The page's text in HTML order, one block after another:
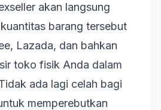
akan langsung
barang tersebut
Lazada, dan bahkan
toko fisik Anda dalam
ada lagi celah bagi
memperebutkan